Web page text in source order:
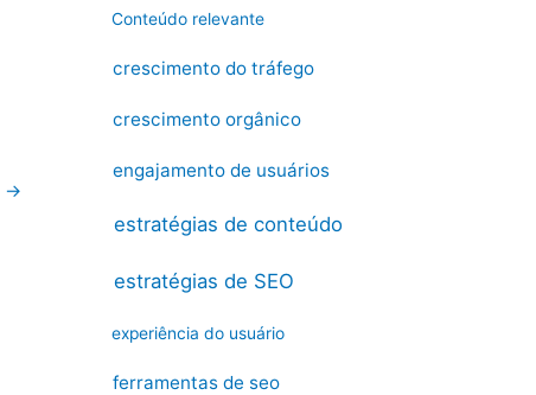
→
Conteúdo relevante
crescimento do tráfego
crescimento orgânico
engajamento de usuários
estratégias de conteúdo
estratégias de SEO
experiência do usuário
ferramentas de seo